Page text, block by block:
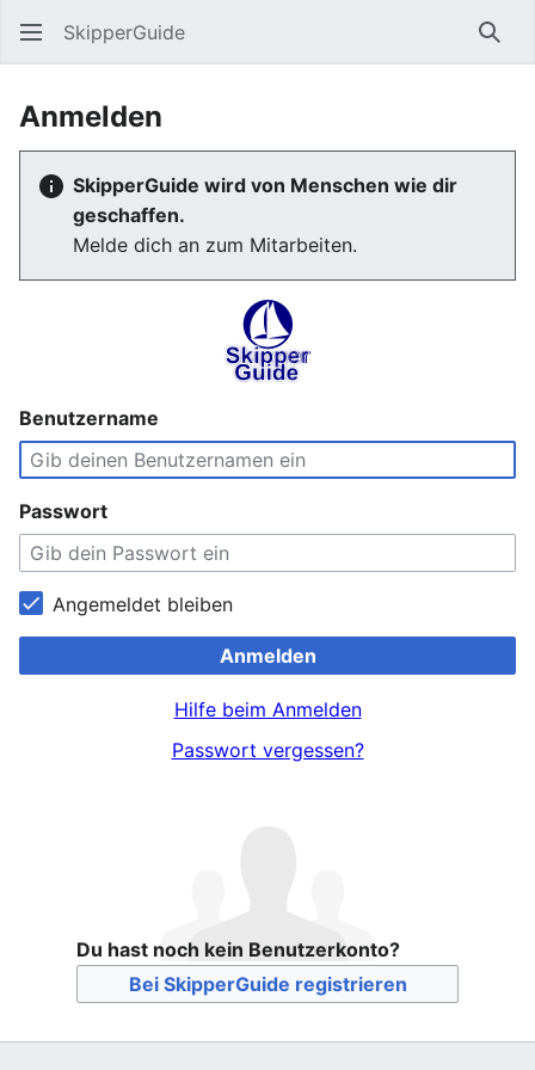
SkipperGuide
Anmelden
SkipperGuide wird von Menschen wie dir
geschaffen.
Melde dich an zum Mitarbeiten.
Benutzername
Passwort
Angemeldet bleiben
Anmelden
Hilfe beim Anmelden
Passwort vergessen?
Du hast noch kein Benutzerkonto?
Bei SkipperGuide registrieren